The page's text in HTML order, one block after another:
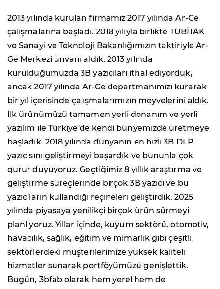
2013 yılında kurulan firmamız 2017 yılında Ar-Ge
çalışmalarına başladı. 2018 yılıyla birlikte TÜBİTAK
ve Sanayi ve Teknoloji Bakanlığımızın taktiriyle Ar-
Ge Merkezi unvanı aldık. 2013 yılında
kurulduğumuzda 3B yazıcıları ithal ediyorduk,
ancak 2017 yılında Ar-Ge departmanımızı kurarak
bir yıl içerisinde çalışmalarımızın meyvelerini aldık.
İlk ürünümüzü tamamen yerli donanım ve yerli
yazılım ile Türkiye'de kendi bünyemizde üretmeye
başladık. 2018 yılında dünyanın en hızlı 3B DLP
yazıcısını geliştirmeyi başardık ve bununla çok
gurur duyuyoruz. Geçtiğimiz 8 yıllık araştırma ve
geliştirme süreçlerinde birçok 3B yazıcı ve bu
yazıcıların kullandığı reçineleri geliştirdik. 2025
yılında piyasaya yenilikçi birçok ürün sürmeyi
planlıyoruz. Yıllar içinde, kuyum sektörü, otomotiv,
havacılık, sağlık, eğitim ve mimarlık gibi çeşitli
sektörlerdeki müşterilerimize yüksek kaliteli
hizmetler sunarak portföyümüzü genişlettik.
Bugün, 3bfab olarak hem yerel hem de